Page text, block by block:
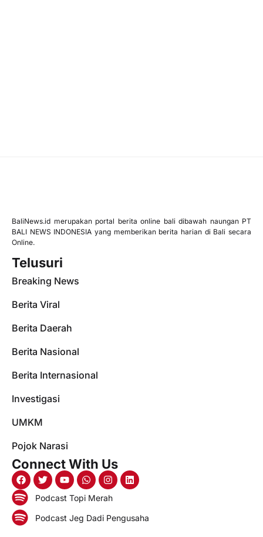
BaliNews.id merupakan portal berita online bali dibawah naungan PT
BALI NEWS INDONESIA yang memberikan berita harian di Bali secara
Online.
Telusuri
Breaking News
Berita Viral
Berita Daerah
Berita Nasional
Berita Internasional
Investigasi
UMKM
Pojok Narasi
Connect With Us
Podcast Topi Merah
Podcast Jeg Dadi Pengusaha